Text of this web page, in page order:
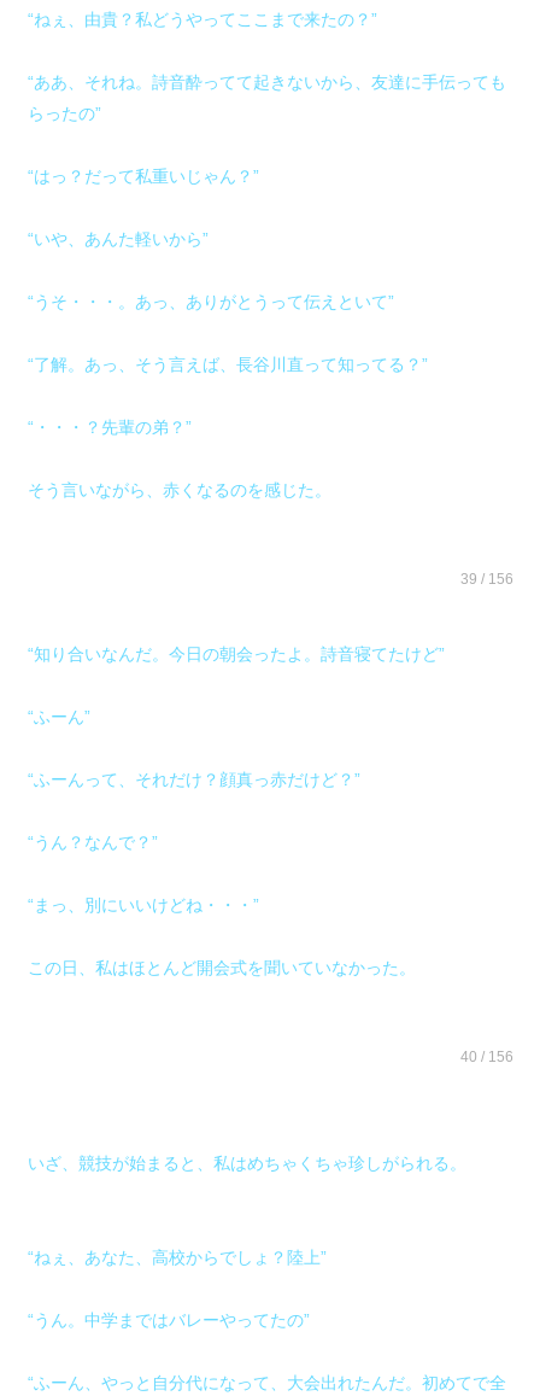
“ねぇ、由貴？私どうやってここまで来たの？”
“ああ、それね。詩音酔ってて起きないから、友達に手伝っても
らったの”
“はっ？だって私重いじゃん？”
“いや、あんた軽いから”
“うそ・・・。あっ、ありがとうって伝えといて”
“了解。あっ、そう言えば、長谷川直って知ってる？”
“・・・？先輩の弟？”
そう言いながら、赤くなるのを感じた。
39 / 156
“知り合いなんだ。今日の朝会ったよ。詩音寝てたけど”
“ふーん”
“ふーんって、それだけ？顔真っ赤だけど？”
“うん？なんで？”
“まっ、別にいいけどね・・・”
この日、私はほとんど開会式を聞いていなかった。
40 / 156
いざ、競技が始まると、私はめちゃくちゃ珍しがられる。
“ねぇ、あなた、高校からでしょ？陸上”
“うん。中学まではバレーやってたの”
“ふーん、やっと自分代になって、大会出れたんだ。初めてで全